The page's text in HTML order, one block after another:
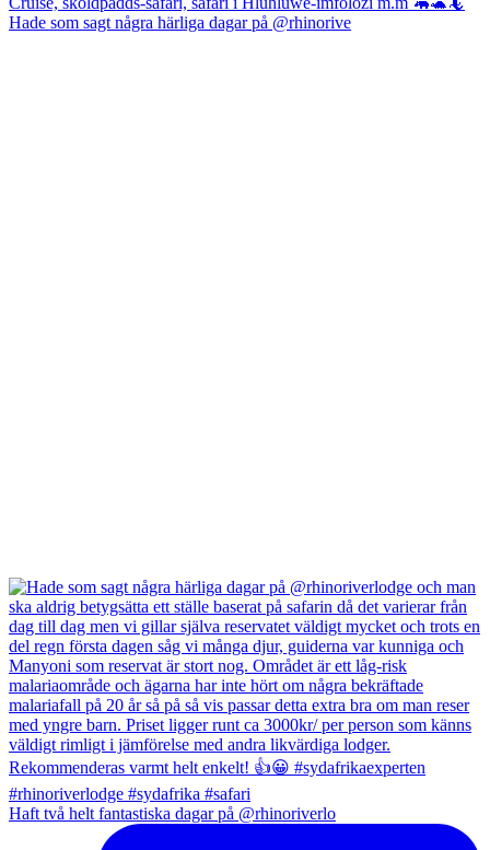
Hade som sagt några härliga dagar på @rhinorive
Haft två helt fantastiska dagar på @rhinoriverlo